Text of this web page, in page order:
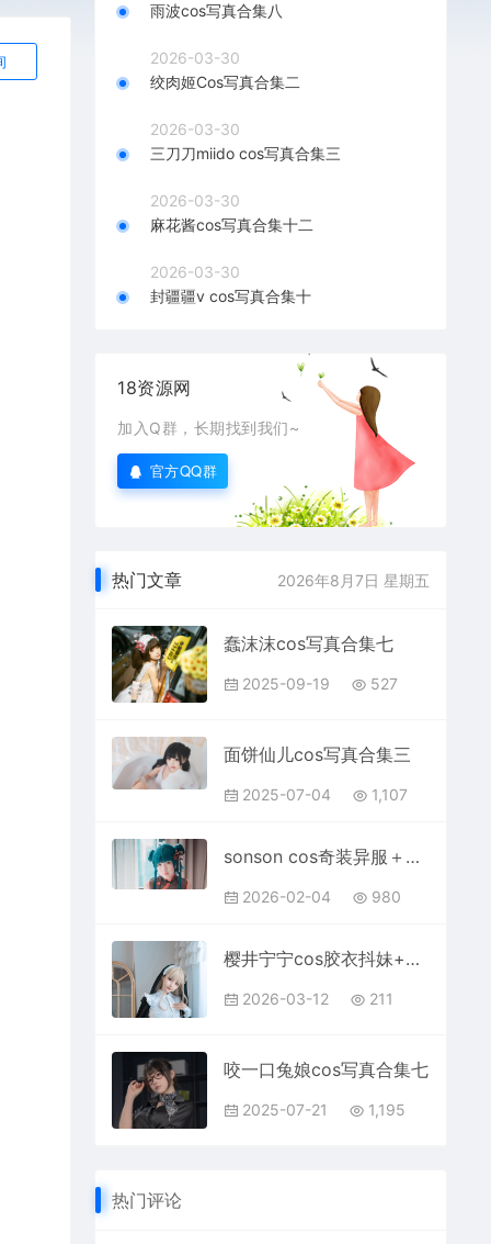
雨波cos写真合集八
2026-03-30
绞肉姬Cos写真合集二
2026-03-30
三刀刀miido cos写真合集三
2026-03-30
麻花酱cos写真合集十二
2026-03-30
封疆疆v cos写真合集十
18资源网
加入Q群，长期找到我们~
官方QQ群
热门文章 2026年8月7日 星期五
蠢沫沫cos写真合集七
2025-09-19 527
面饼仙儿cos写真合集三
2025-07-04 1,107
sonson cos奇装异服＋女仆写真合集
2026-02-04 980
樱井宁宁cos胶衣抖妹+修女写真套图
2026-03-12 211
咬一口兔娘cos写真合集七
2025-07-21 1,195
热门评论